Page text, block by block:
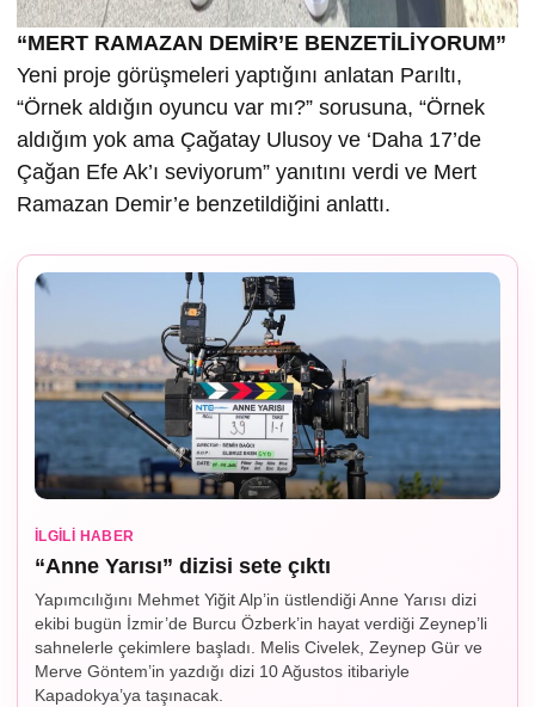
“MERT RAMAZAN DEMİR’E BENZETİLİYORUM”
Yeni proje görüşmeleri yaptığını anlatan Parıltı,
“Örnek aldığın oyuncu var mı?” sorusuna, “Örnek
aldığım yok ama Çağatay Ulusoy ve ‘Daha 17’de
Çağan Efe Ak’ı seviyorum” yanıtını verdi ve Mert
Ramazan Demir’e benzetildiğini anlattı.
İLGILI HABER
“Anne Yarısı” dizisi sete çıktı
Yapımcılığını Mehmet Yiğit Alp’in üstlendiği Anne Yarısı dizi
ekibi bugün İzmir’de Burcu Özberk’in hayat verdiği Zeynep’li
sahnelerle çekimlere başladı. Melis Civelek, Zeynep Gür ve
Merve Göntem’in yazdığı dizi 10 Ağustos itibariyle
Kapadokya’ya taşınacak.